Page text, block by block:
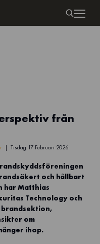
från
Tisdag 17 Februari 2026
och hållbart
har Matthias
Technology och
brandsektion,
om
ihop.